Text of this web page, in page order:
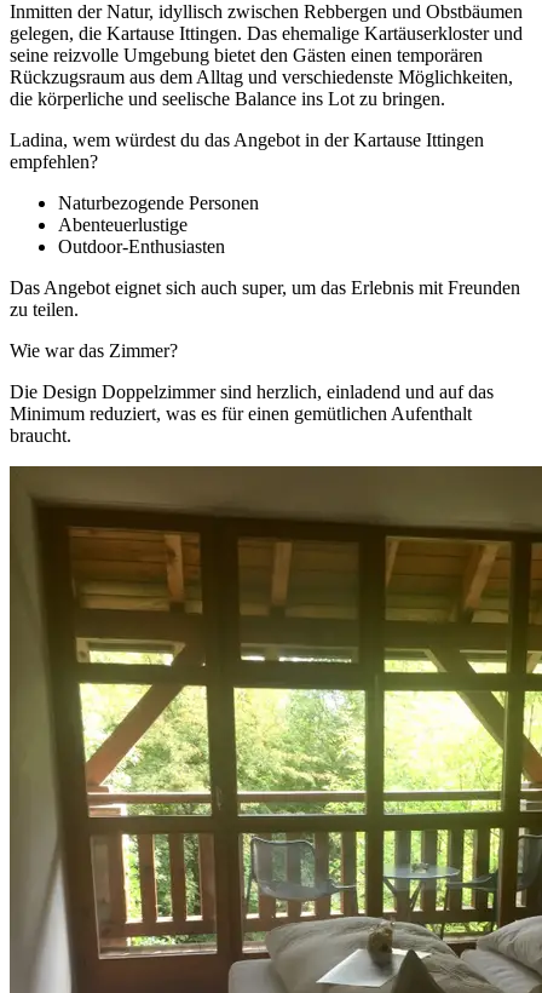
Inmitten der Natur, idyllisch zwischen Rebbergen und Obstbäumen
gelegen, die Kartause Ittingen. Das ehemalige Kartäuserkloster und
seine reizvolle Umgebung bietet den Gästen einen temporären
Rückzugsraum aus dem Alltag und verschiedenste Möglichkeiten,
die körperliche und seelische Balance ins Lot zu bringen.
Ladina, wem würdest du das Angebot in der Kartause Ittingen
empfehlen?
Naturbezogende Personen
Abenteuerlustige
Outdoor-Enthusiasten
Das Angebot eignet sich auch super, um das Erlebnis mit Freunden
zu teilen.
Wie war das Zimmer?
Die Design Doppelzimmer sind herzlich, einladend und auf das
Minimum reduziert, was es für einen gemütlichen Aufenthalt
braucht.